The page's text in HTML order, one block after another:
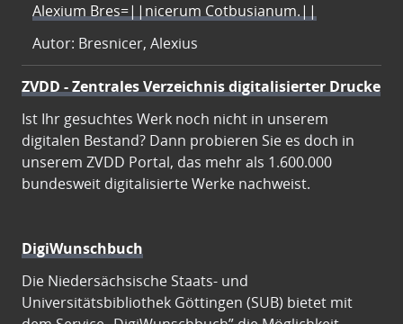
Alexium Bres=||nicerum Cotbusianum.||
Autor: Bresnicer, Alexius
ZVDD - Zentrales Verzeichnis digitalisierter Drucke
Ist Ihr gesuchtes Werk noch nicht in unserem
digitalen Bestand? Dann probieren Sie es doch in
unserem ZVDD Portal, das mehr als 1.600.000
bundesweit digitalisierte Werke nachweist.
DigiWunschbuch
Die Niedersächsische Staats- und
Universitätsbibliothek Göttingen (SUB) bietet mit